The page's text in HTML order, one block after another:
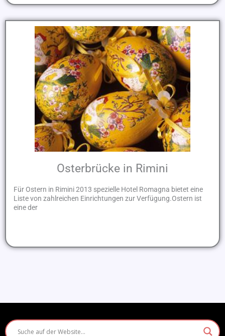
Osterbrücke in Rimini
Für Ostern in Rimini 2013 spezielle Hotel Romagna bietet eine
Liste von zahlreichen Einrichtungen zur Verfügung.Ostern ist
eine der